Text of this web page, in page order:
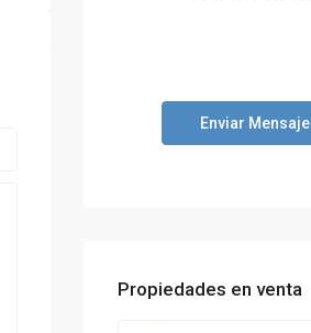
Enviar Mensaje
Propiedades en venta